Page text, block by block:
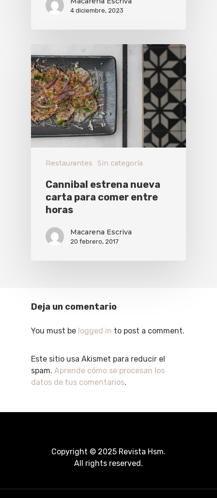
4 diciembre, 2023
Restaurantes Sin categoría
Cannibal estrena nueva
carta para comer entre
horas
Macarena Escriva
20 febrero, 2017
Deja un comentario
You must be logged in to post a comment.
Este sitio usa Akismet para reducir el
spam. Aprende cómo se procesan los
datos de tus comentarios.
Copyright © 2025 Revista Hsm.
All rights reserved.